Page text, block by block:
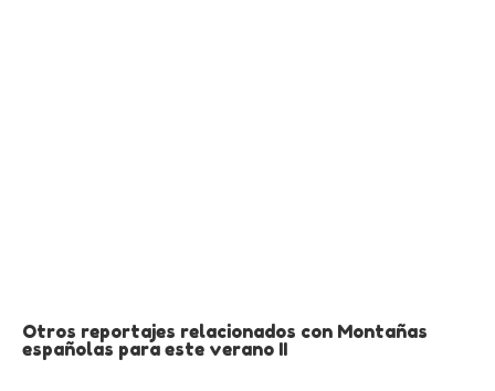
Otros reportajes relacionados con Montañas
españolas para este verano II